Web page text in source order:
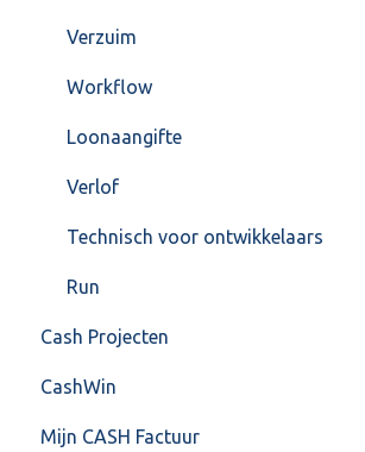
Verzuim
Workflow
Loonaangifte
Verlof
Technisch voor ontwikkelaars
Run
Cash Projecten
CashWin
Overig
Mijn CASH Factuur